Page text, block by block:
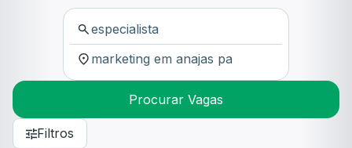
Procurar Vagas
Filtros